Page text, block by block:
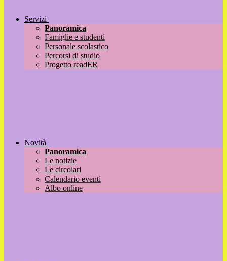
Servizi
Panoramica
Famiglie e studenti
Personale scolastico
Percorsi di studio
Progetto readER
Novità
Panoramica
Le notizie
Le circolari
Calendario eventi
Albo online